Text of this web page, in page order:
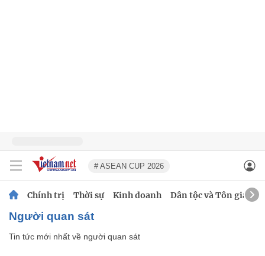
# ASEAN CUP 2026
Chính trị Thời sự Kinh doanh Dân tộc và Tôn giáo
người quan sát
Tin tức mới nhất về người quan sát